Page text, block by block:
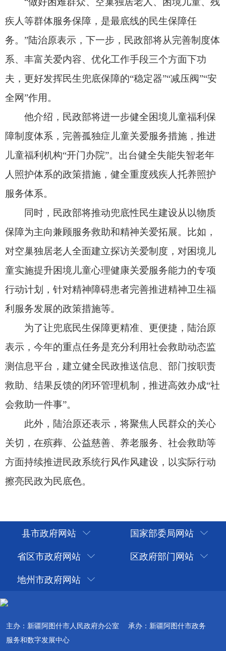
服务体系。
同时，民政部将推动兜底性民生建设从以物质
保障为主向兼顾服务救助和精神关爱拓展。比如，
对空巢独居老人全面建立探访关爱制度，对困境儿
行动计划，
针对精神障碍
患者完善推进精神卫生福
利服务发展的政策措施等。
为了让兜底民生保障更精准、更便捷，陆治原
表示，今年的重点任务是充分利用社会救助动态监
测信息平台，建立健全民政推送信息、部门按职责
会救助一件事”。
此外，陆治原还表示，将聚焦人民群众的关心
关切，在殡葬、公益慈善、养老服务、社会救助等
方面持续推进民政系统行风作风建设，以实际行动
擦亮民政为民底色。
县市政府网站
国家部委局网站
省区市政府网站
区政府部门网站
地州市政府网站
主办：新疆阿图什市人民政府办公室
承办：新疆阿图什市政务
服务和数字发展中心